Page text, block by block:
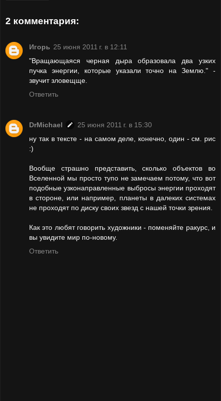
2 комментария:
Игорь 25 июня 2011 г. в 12:11
"Вращающаяся черная дыра образовала два узких
пучка энергии, которые указали точно на Землю." -
звучит зловещще.
Ответить
DrMichael
25 июня 2011 г. в 15:30
ну так в тексте - на самом деле, конечно, один - см. рис
:)
Вообще страшно представить, сколько объектов во
Вселенной мы просто тупо не замечаем потому, что вот
подобные узконаправленные выбросы энергии проходят
в стороне, или например, планеты в далеких системах
не проходят по диску своих звезд с нашей точки зрения.
Как это любят говорить художники - поменяйте ракурс, и
вы увидите мир по-новому.
Ответить